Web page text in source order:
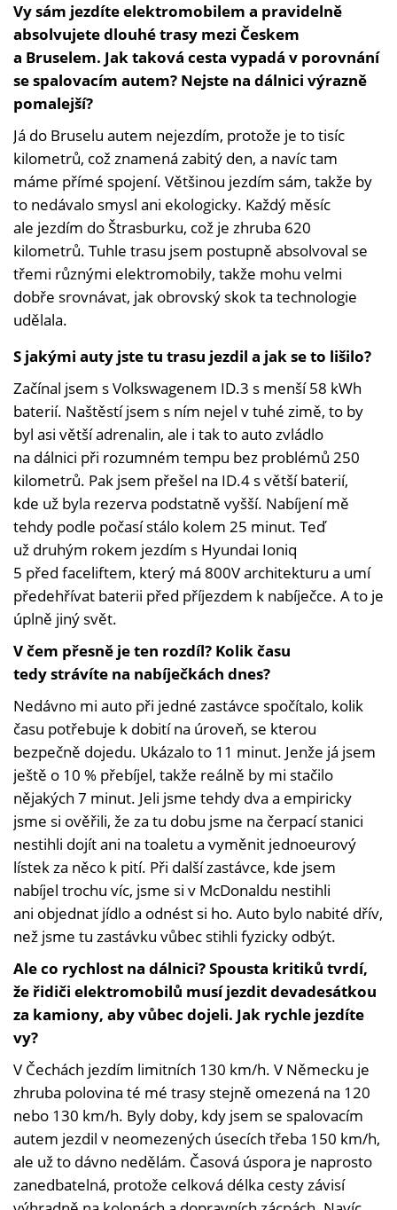
Vy sám jezdíte elektromobilem a pravidelně
absolvujete dlouhé trasy mezi Českem
a Bruselem. Jak taková cesta vypadá v porovnání
se spalovacím autem? Nejste na dálnici výrazně
pomalejší?
Já do Bruselu autem nejezdím, protože je to tisíc
kilometrů, což znamená zabitý den, a navíc tam
máme přímé spojení. Většinou jezdím sám, takže by
to nedávalo smysl ani ekologicky. Každý měsíc
ale jezdím do Štrasburku, což je zhruba 620
kilometrů. Tuhle trasu jsem postupně absolvoval se
třemi různými elektromobily, takže mohu velmi
dobře srovnávat, jak obrovský skok ta technologie
udělala.
S jakými auty jste tu trasu jezdil a jak se to lišilo?
Začínal jsem s Volkswagenem ID.3 s menší 58 kWh
baterií. Naštěstí jsem s ním nejel v tuhé zimě, to by
byl asi větší adrenalin, ale i tak to auto zvládlo
na dálnici při rozumném tempu bez problémů 250
kilometrů. Pak jsem přešel na ID.4 s větší baterií,
kde už byla rezerva podstatně vyšší. Nabíjení mě
tehdy podle počasí stálo kolem 25 minut. Teď
už druhým rokem jezdím s Hyundai Ioniq
5 před faceliftem, který má 800V architekturu a umí
předehřívat baterii před příjezdem k nabíječce. A to je
úplně jiný svět.
V čem přesně je ten rozdíl? Kolik času
tedy strávíte na nabíječkách dnes?
Nedávno mi auto při jedné zastávce spočítalo, kolik
času potřebuje k dobití na úroveň, se kterou
bezpečně dojedu. Ukázalo to 11 minut. Jenže já jsem
ještě o 10 % přebíjel, takže reálně by mi stačilo
nějakých 7 minut. Jeli jsme tehdy dva a empiricky
jsme si ověřili, že za tu dobu jsme na čerpací stanici
nestihli dojít ani na toaletu a vyměnit jednoeurový
lístek za něco k pití. Při další zastávce, kde jsem
nabíjel trochu víc, jsme si v McDonaldu nestihli
ani objednat jídlo a odnést si ho. Auto bylo nabité dřív,
než jsme tu zastávku vůbec stihli fyzicky odbýt.
Ale co rychlost na dálnici? Spousta kritiků tvrdí,
že řidiči elektromobilů musí jezdit devadesátkou
za kamiony, aby vůbec dojeli. Jak rychle jezdíte
vy?
V Čechách jezdím limitních 130 km/h. V Německu je
zhruba polovina té mé trasy stejně omezená na 120
nebo 130 km/h. Byly doby, kdy jsem se spalovacím
autem jezdil v neomezených úsecích třeba 150 km/h,
ale už to dávno nedělám. Časová úspora je naprosto
zanedbatelná, protože celková délka cesty závisí